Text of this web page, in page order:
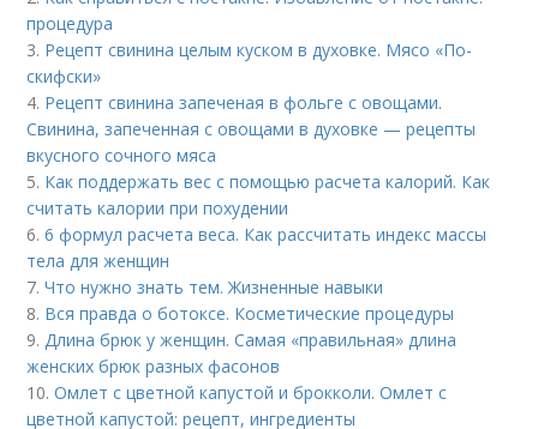
процедура
3. Рецепт свинина целым куском в духовке. Мясо «По-
скифски»
4. Рецепт свинина запеченая в фольге с овощами.
Свинина, запеченная с овощами в духовке — рецепты
вкусного сочного мяса
5. Как поддержать вес с помощью расчета калорий. Как
считать калории при похудении
6.6 формул расчета веса. Как рассчитать индекс массы
тела для женщин
7.Что нужно знать тем. Жизненные навыки
8. Вся правда о ботоксе. Косметические процедуры
9. Длина брюк у женщин. Самая «правильная» длина
женских брюк разных фасонов
10.Омлет с цветной капустой и брокколи. Омлет с
цветной капустой: рецепт, ингредиенты